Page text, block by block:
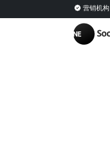
营销机构
提升B2B销售：潜在客户、领英与